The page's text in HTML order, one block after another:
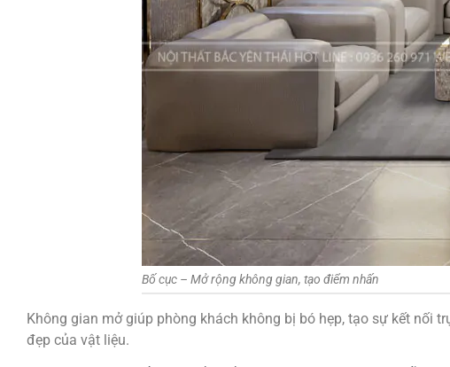
Bố cục – Mở rộng không gian, tạo điểm nhấn
Không gian mở giúp phòng khách không bị bó hẹp, tạo sự kết nối
đẹp của vật liệu.